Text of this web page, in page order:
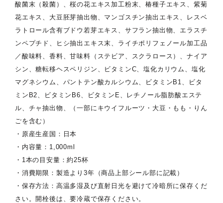
酸菌末（殺菌）、桜の花エキス加工粉末、椿種子エキス、紫菊
花エキス、大豆胚芽抽出物、マンゴスチン抽出エキス、レスベ
ラトロール含有ブドウ若芽エキス、サフラン抽出物、エラスチ
ンペプチド、ヒシ抽出エキス末、ライチポリフェノール加工品
／酸味料、香料、甘味料（ステビア、スクラロース）、ナイア
シン、糖転移ヘスペリジン、ビタミンC、塩化カリウム、塩化
マグネシウム、パントテン酸カルシウム、ビタミンB1、ビタ
ミンB2、ビタミンB6、ビタミンE、レチノール脂肪酸エステ
ル、チャ抽出物、（一部にキウイフルーツ・大豆・もも・りん
ごを含む）
・原産生産国：日本
・内容量：1,000ml
・1本の目安量：約25杯
・消費期限：製造より3年（商品上部シール部に記載）
・保存方法：高温多湿及び直射日光を避けて冷暗所に保存くだ
さい。開栓後は、要冷蔵で保存ください。